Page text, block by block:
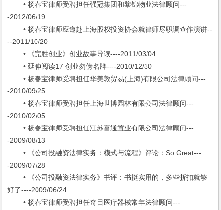
• 杨春宝律师受聘担任强冠集团和黎锦物业法律顾问---
-2012/06/19
• 杨春宝律师应邀赴上海股权投资协会就律师尽职调查作演讲--
--2011/10/20
• 《完胜创业》创业故事导读----2011/03/04
• 延伸阅读17 创业勿傍名牌----2010/12/30
• 杨春宝律师受聘担任华美敦贸易(上海)有限公司法律顾问---
-2010/09/25
• 杨春宝律师受聘担任上海世博园林有限公司法律顾问---
-2010/02/05
• 杨春宝律师受聘担任江苏富通置业有限公司法律顾问---
-2009/08/13
• 《公司投融资法律实务：模式与流程》评论：So Great---
-2009/07/28
• 《公司投融资法律实务》书评：书挺实用的，多些折扣就够
好了----2009/06/24
• 杨春宝律师受聘担任奇目医疗器械常年法律顾问---